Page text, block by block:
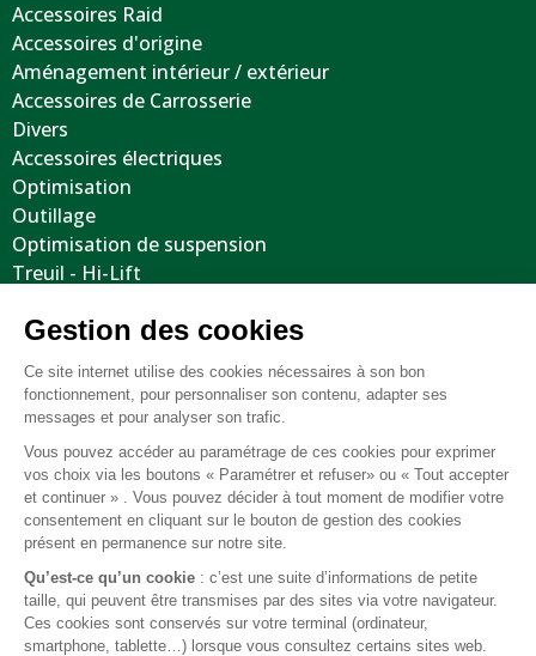
Accessoires Raid
Accessoires d'origine
Aménagement intérieur / extérieur
Accessoires de Carrosserie
Divers
Accessoires électriques
Optimisation
Outillage
Optimisation de suspension
Treuil - Hi-Lift
Volants
Jantes / Pneumatiques / Accessoires
Informations utiles
Nous contacter
Mentions légales
Conditions générales de vente